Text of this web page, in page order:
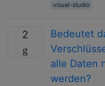
visual-studio
2
Bedeutet
alle Daten
werden?